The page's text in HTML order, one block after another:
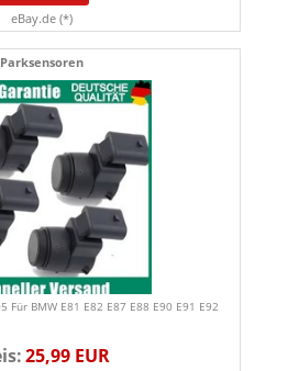
eBay.de (*)
Parksensoren
Für BMW E81 E82 E87 E88 E90 E91 E92
25,99 EUR